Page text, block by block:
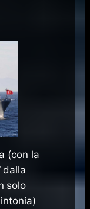
(con la
dalla
solo